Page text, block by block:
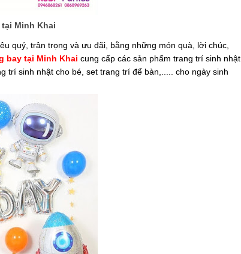
Minh Khai
quý, trân trọng và ưu đãi, bằng những món quà, lời chúc,
bay tại Minh Khai cung cấp các sản phẩm trang trí sinh nhật
trí sinh nhật cho bé, set trang trí để bàn,..... cho ngày sinh